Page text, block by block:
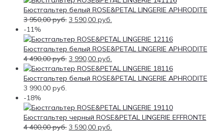
Бюстгальтер белый ROSE&PETAL LINGERIE APHRODITE
3 950,00руб. 3 590,00 руб.
-11%
Бюстгальтер белый ROSE&PETAL LINGERIE APHRODITE
4 490,00руб. 3 990,00 руб.
Бюстгальтер белый ROSE&PETAL LINGERIE APHRODITE
3 990,00 руб.
-18%
Бюстгальтер черный ROSE&PETAL LINGERIE EFFRONTE
4 400,00руб. 3 590,00 руб.